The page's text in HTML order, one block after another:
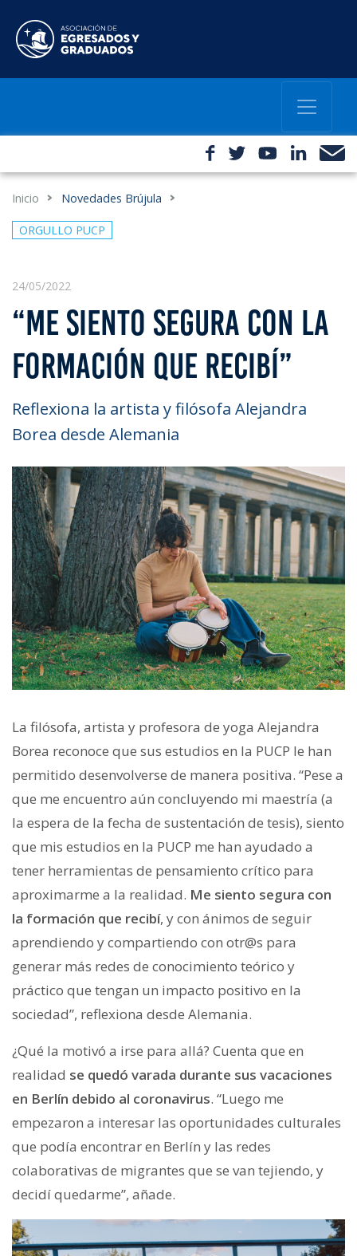
Inicio Novedades Brújula
ORGULLO PUCP
24/05/2022
“ME SIENTO SEGURA CON LA
FORMACIÓN QUE RECIBÍ”
Reflexiona la artista y filósofa Alejandra
Borea desde Alemania
La filósofa, artista y profesora de yoga Alejandra
Borea reconoce que sus estudios en la PUCP le han
permitido desenvolverse de manera positiva. “Pese a
que me encuentro aún concluyendo mi maestría (a
la espera de la fecha de sustentación de tesis), siento
que mis estudios en la PUCP me han ayudado a
tener herramientas de pensamiento crítico para
aproximarme a la realidad. Me siento segura con
la formación que recibí, y con ánimos de seguir
aprendiendo y compartiendo con otr@s para
generar más redes de conocimiento teórico y
práctico que tengan un impacto positivo en la
sociedad”, reflexiona desde Alemania.
¿Qué la motivó a irse para allá? Cuenta que en
realidad se quedó varada durante sus vacaciones
en Berlín debido al coronavirus. “Luego me
empezaron a interesar las oportunidades culturales
que podía encontrar en Berlín y las redes
colaborativas de migrantes que se van tejiendo, y
decidí quedarme”, añade.